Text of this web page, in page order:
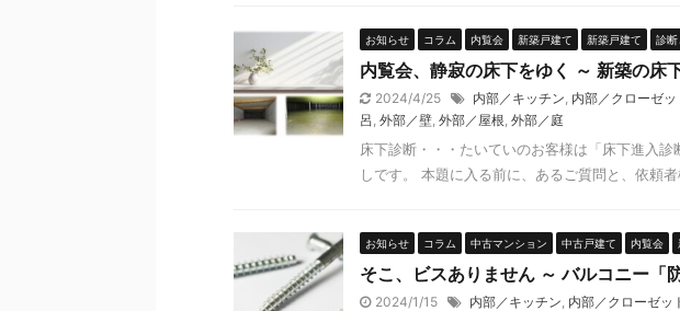
お知らせ コラム 内覧会 新築戸建て 新築戸建て 診断
内覧会、静寂の床下をゆく ～ 新築の床
2024/4/25 内部／キッチン, 内部／クローゼッ
呂, 外部／壁, 外部／屋根, 外部／庭
床下診断・・・たいていのお客様は「床下進入
しです。 本題に入る前に、あるご質問と、依頼
お知らせ コラム 中古マンション 中古戸建て 内覧会
そこ、ビスありません ～ バルコニー「
2024/1/15 内部／キッチン, 内部／クローゼッ